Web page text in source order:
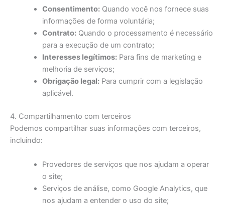
Consentimento:Quando você nos fornece suas
informações de forma voluntária;
Contrato:Quando o processamento é necessário
para a execução de um contrato;
Interesses legítimos:Para fins de marketing e
melhoria de serviços;
Obrigação legal:Para cumprir com a legislação
aplicável.
4. Compartilhamento com terceiros
Podemos compartilhar suas informações com terceiros,
incluindo:
Provedores de serviços que nos ajudam a operar
o site;
Serviços de análise, como Google Analytics, que
nos ajudam a entender o uso do site;